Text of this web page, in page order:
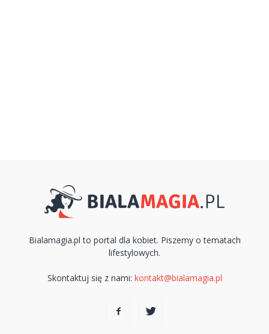
Bialamagia.pl to portal dla kobiet. Piszemy o tematach
lifestylowych.
Skontaktuj się z nami: kontakt@bialamagia.pl